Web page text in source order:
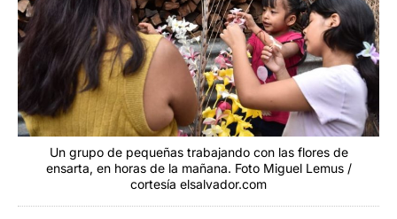
Un grupo de pequeñas trabajando con las flores de
ensarta, en horas de la mañana. Foto Miguel Lemus /
cortesía elsalvador.com